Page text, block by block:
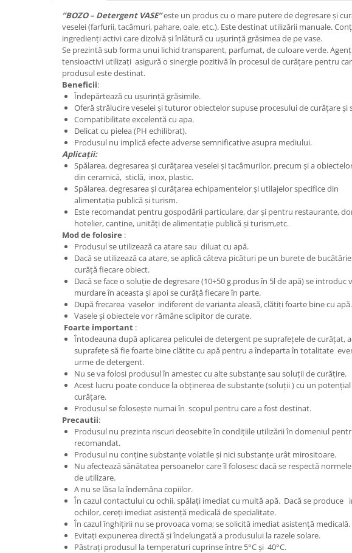
Produse incontinenta
Servetele Umede
”BOZO – Detergent VASE”este un produs cu o mare putere de degresare și
veselei (farfurii, tacâmuri, pahare, oale, etc.). Este destinat utilizării manuale.
ingredienți activi care dizolvă și înlătură cu ușurință grăsimea de pe vase.
Se prezintă sub forma unui lichid transparent, parfumat, de culoare verde.
tensioactivi utilizați asigură o sinergie pozitivă în procesul de curățare pentru
produsul este destinat.
Beneficii:
Îndepărtează cu ușurință grăsimile.
Oferă strălucire veselei și tuturor obiectelor supuse procesului de curățare și
Compatibilitate excelentă cu apa.
Delicat cu pielea (PH echilibrat).
Produsul nu implică efecte adverse semnificative asupra mediului.
Aplicații:
Spălarea, degresarea și curățarea veselei și tacâmurilor, precum și a
din ceramică, sticlă, inox, plastic.
Spălarea, degresarea și curățarea echipamentelor și utilajelor specifice din
alimentația publică și turism.
Este recomandat pentru gospodării particulare, dar și pentru restaurante,
hotelier, cantine, unități de alimentație publică și turism,etc.
Mod de folosire :
Produsul se utilizează ca atare sau diluat cu apă.
Dacă se utilizează ca atare, se aplică câteva picături pe un burete de
curăță fiecare obiect.
Dacă se face o soluție de degresare (10÷50 g.produs în 5l de apă) se introduc
murdare în aceasta și apoi se curăță fiecare în parte.
După frecarea vaselor indiferent de varianta aleasă, clătiți foarte bine cu apă.
Vasele și obiectele vor rămâne sclipitor de curate.
Foarte important :
Întodeauna după aplicarea peliculei de detergent pe suprafețele de curățat,
suprafețe să fie foarte bine clătite cu apă pentru a îndeparta în totalitate
urme de detergent.
Nu se va folosi produsul în amestec cu alte substanțe sau soluții de curățire.
Acest lucru poate conduce la obținerea de substanțe (soluții ) cu un
curățare.
Produsul se folosește numai în scopul pentru care a fost destinat.
Precautii:
Produsul nu prezinta riscuri deosebite în condițiile utilizării în domeniul
recomandat.
Produsul nu conține substanțe volatile și nici substanțe urât mirositoare.
Nu afectează sănătatea persoanelor care îl folosesc dacă se respectă normele
de utilizare.
A nu se lăsa la îndemâna copiilor.
În cazul contactului cu ochii, spălați imediat cu multă apă. Dacă se produce
ochilor, cereţi imediat asistenţă medicală de specialitate.
În cazul înghiţirii nu se provoaca voma; se solicită imediat asistență medicală.
Evitați expunerea directă și îndelungată a produsului la razele solare.
Păstrați produsul la temperaturi cuprinse între 5°C și 40°C.